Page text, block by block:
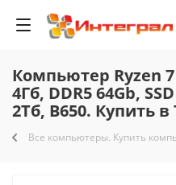
Компьютер Ryzen 7
4Гб, DDR5 64Gb,
2Тб, B650. Купить в
Все компьютеры. Купить